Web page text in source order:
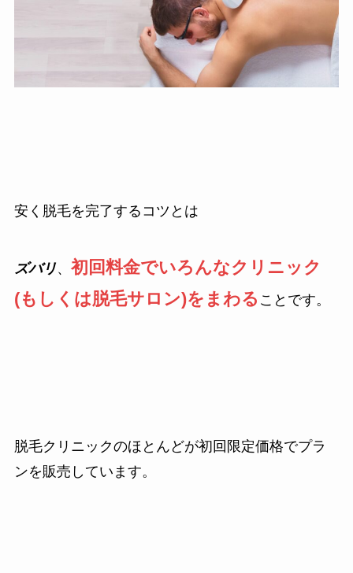
安く脱毛を完了するコツとは
ズバリ、 初回料金でいろんなクリニック
(もしくは脱毛サロン)をまわる ことです。
脱毛クリニックのほとんどが初回限定価格でプラ
ンを販売しています。